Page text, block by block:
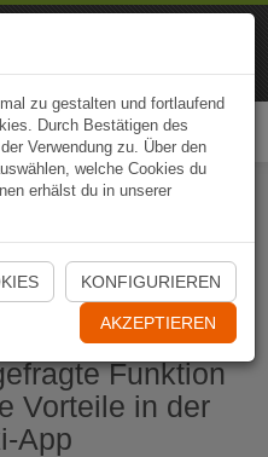
jetzt öffnen
Funktion
Vorteile in der
App
zu gestalten und fortlaufend
Durch Bestätigen des
Verwendung zu. Über den
welche Cookies du
erhälst du in unserer
KONFIGURIEREN
AKZEPTIEREN